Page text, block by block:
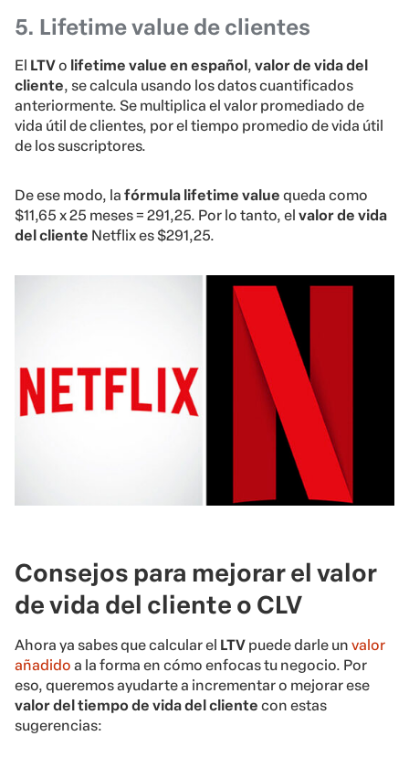
5. Lifetime value de clientes
El LTVo lifetime value en español, valor de vida del
cliente, se calcula usando los datos cuantificados
anteriormente. Se multiplica el valor promediado de
vida útil de clientes, por el tiempo promedio de vida útil
de los suscriptores.
De ese modo, la fórmula lifetime value queda como
$11,65 x 25 meses = 291,25. Por lo tanto, el valor de vida
del cliente Netflix es $291,25.
Consejos para mejorar el valor
de vida del cliente o CLV
Ahora ya sabes que calcular el LTV puede darle un valor
añadido a la forma en cómo enfocas tu negocio. Por
eso, queremos ayudarte a incrementar o mejorar ese
valor del tiempo de vida del cliente con estas
sugerencias: